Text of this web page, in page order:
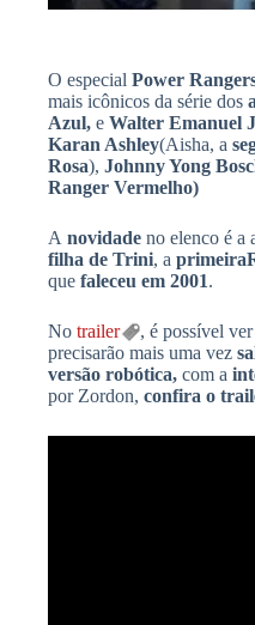
O especial Power
mais icônicos da série dos
Azul, e Walter Emanuel
Karan Ashley(Aisha, a
Rosa), Johnny Yong
Ranger Vermelho)
A novidade no elenco é a
filha de Trini, a primeira
que faleceu em 2001.
No trailer , é possível
precisarão mais uma vez
versão robótica, com a
por Zordon, confira o